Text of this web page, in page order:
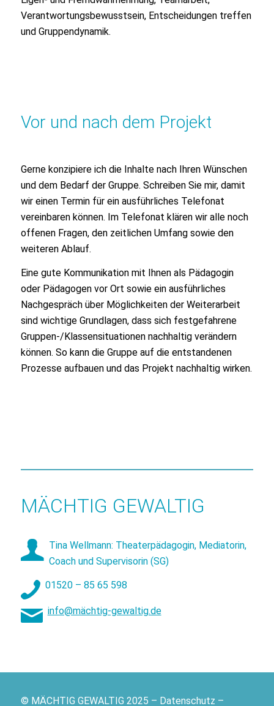
Verantwortungsbewusstsein, Entscheidungen treffen
und Gruppendynamik.
Vor und nach dem Projekt
Gerne konzipiere ich die Inhalte nach Ihren Wünschen
und dem Bedarf der Gruppe. Schreiben Sie mir, damit
wir einen Termin für ein ausführliches Telefonat
vereinbaren können. Im Telefonat klären wir alle noch
offenen Fragen, den zeitlichen Umfang sowie den
weiteren Ablauf.
Eine gute Kommunikation mit Ihnen als Pädagogin
oder Pädagogen vor Ort sowie ein ausführliches
Nachgespräch über Möglichkeiten der Weiterarbeit
sind wichtige Grundlagen, dass sich festgefahrene
Gruppen-/Klassensituationen nachhaltig verändern
können. So kann die Gruppe auf die entstandenen
Prozesse aufbauen und das Projekt nachhaltig wirken.
MÄCHTIG GEWALTIG
Tina Wellmann: Theaterpädagogin, Mediatorin,
Coach und Supervisorin (SG)
01520 – 85 65 598
info@mächtig-gewaltig.de
© MÄCHTIG GEWALTIG 2025 – Datenschutz –